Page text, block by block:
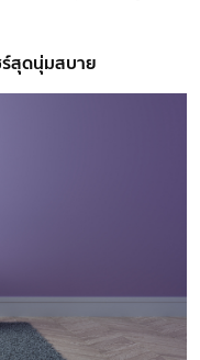
ร์สุดนุ่มสบาย